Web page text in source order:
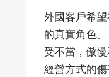
外國客戶希
的真實角色
受不當，傲
經營方式的傷